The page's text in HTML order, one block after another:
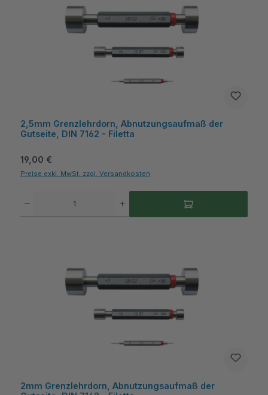
2,5mm Grenzlehrdorn, Abnutzungsaufmaß der
Gutseite, DIN 7162 - Filetta
Regulärer Preis:
19,00 €
Preise exkl. MwSt. zzgl. Versandkosten
2mm Grenzlehrdorn, Abnutzungsaufmaß der